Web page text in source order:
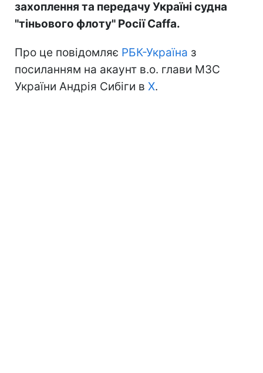
захоплення та передачу Україні судна
"тіньового флоту" Росії Caffa.
Про це повідомляє РБК-Україна з
посиланням на акаунт в.о. глави МЗС
України Андрія Сибіги в Х.